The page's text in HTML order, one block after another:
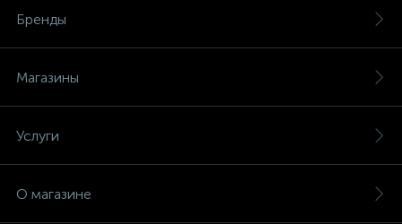
Бренды
Магазины
Услуги
О магазине